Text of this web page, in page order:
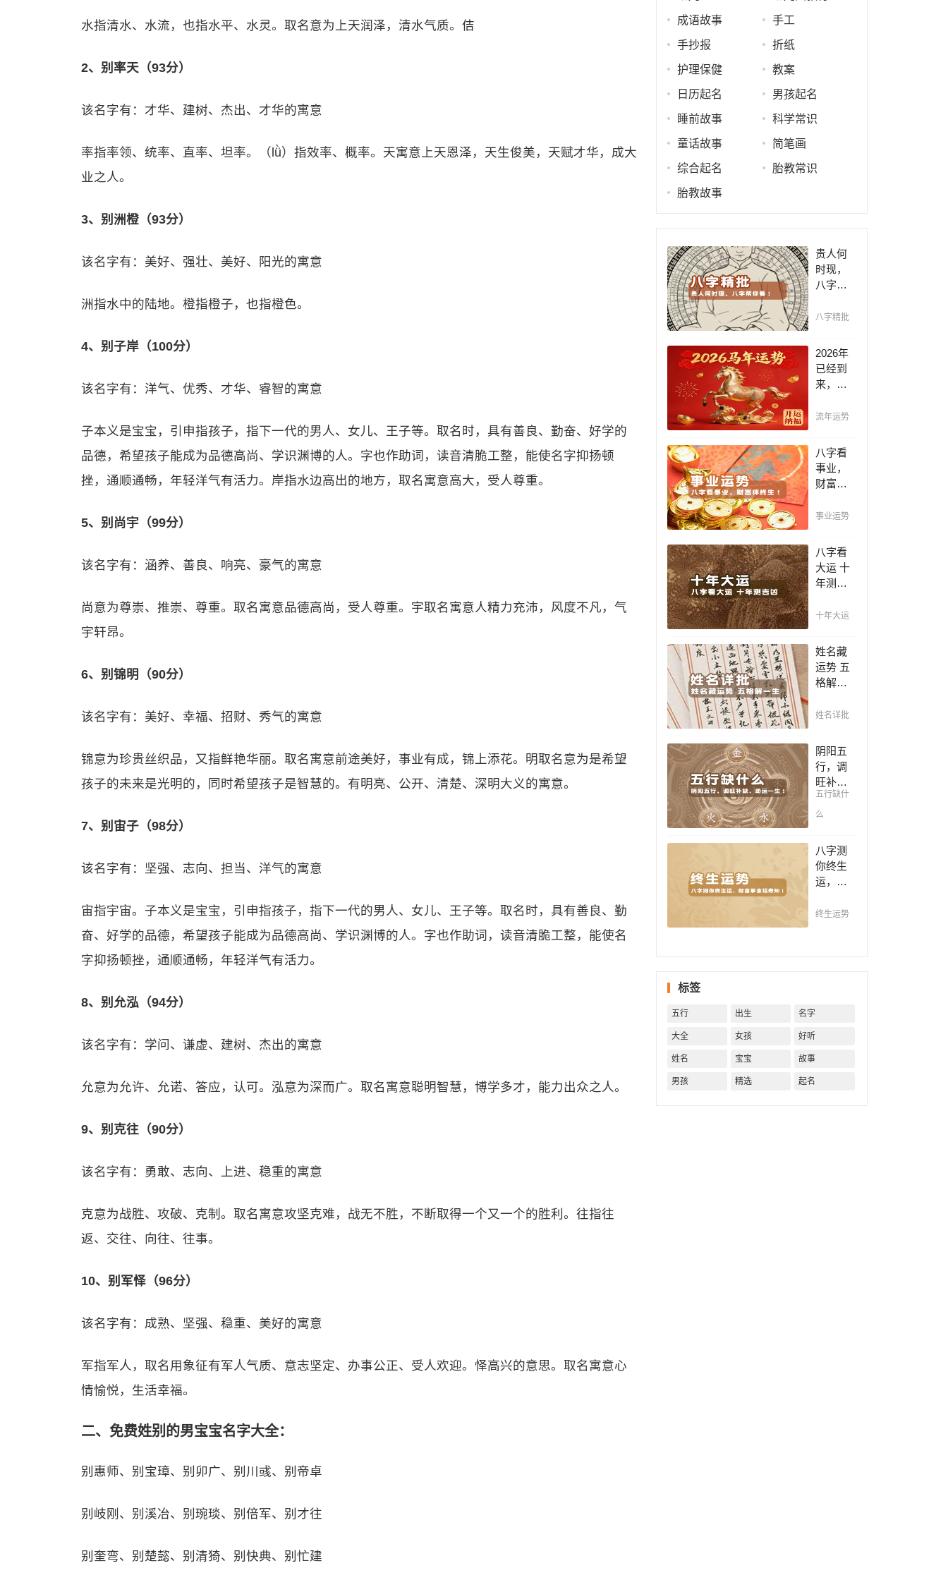
水指清水、水流，也指水平、水灵。取名意为上天润泽，清水气质。佶
2、别率天（93分）
该名字有：才华、建树、杰出、才华的寓意
率指率领、统率、直率、坦率。（lǜ）指效率、概率。天寓意上天恩泽，天生俊美，天赋才华，成大
业之人。
3、别洲橙（93分）
该名字有：美好、强壮、美好、阳光的寓意
洲指水中的陆地。橙指橙子，也指橙色。
4、别子岸（100分）
该名字有：洋气、优秀、才华、睿智的寓意
子本义是宝宝，引申指孩子，指下一代的男人、女儿、王子等。取名时，具有善良、勤奋、好学的
品德，希望孩子能成为品德高尚、学识渊博的人。字也作助词，读音清脆工整，能使名字抑扬顿
挫，通顺通畅，年轻洋气有活力。岸指水边高出的地方，取名寓意高大，受人尊重。
5、别尚宇（99分）
该名字有：涵养、善良、响亮、豪气的寓意
尚意为尊崇、推崇、尊重。取名寓意品德高尚，受人尊重。宇取名寓意人精力充沛，风度不凡，气
宇轩昂。
6、别锦明（90分）
该名字有：美好、幸福、招财、秀气的寓意
锦意为珍贵丝织品，又指鲜艳华丽。取名寓意前途美好，事业有成，锦上添花。明取名意为是希望
孩子的未来是光明的，同时希望孩子是智慧的。有明亮、公开、清楚、深明大义的寓意。
7、别宙子（98分）
该名字有：坚强、志向、担当、洋气的寓意
宙指宇宙。子本义是宝宝，引申指孩子，指下一代的男人、女儿、王子等。取名时，具有善良、勤
奋、好学的品德，希望孩子能成为品德高尚、学识渊博的人。字也作助词，读音清脆工整，能使名
字抑扬顿挫，通顺通畅，年轻洋气有活力。
8、别允泓（94分）
该名字有：学问、谦虚、建树、杰出的寓意
允意为允许、允诺、答应，认可。泓意为深而广。取名寓意聪明智慧，博学多才，能力出众之人。
9、别克往（90分）
该名字有：勇敢、志向、上进、稳重的寓意
克意为战胜、攻破、克制。取名寓意攻坚克难，战无不胜，不断取得一个又一个的胜利。往指往
返、交往、向往、往事。
10、别军怿（96分）
该名字有：成熟、坚强、稳重、美好的寓意
军指军人，取名用象征有军人气质、意志坚定、办事公正、受人欢迎。怿高兴的意思。取名寓意心
情愉悦，生活幸福。
二、免费姓别的男宝宝名字大全：
别惠师、别宝璋、别卯广、别川彧、别帝卓
别岐刚、别溪冶、别琬琰、别倍军、别才往
别奎弯、别楚懿、别清猗、别快典、别忙建
成语故事 手工
手抄报 折纸
护理保健 教案
日历起名 男孩起名
睡前故事 科学常识
童话故事 简笔画
综合起名 胎教常识
胎教故事
贵人何
时现，
八字帮
平阴阳
福，八
字精批
批出一
生好命
八字精批
2026年
已经到
来，如
把握先
吉避
凶，不
走弯
路，点
查看！
流年运势
八字看
事业，
财富伴
哪日出
最有财
官之
命，十
之八九
或富
读您的
事业天
赋，扭
不利困
事业运势
八字看
大运 十
年测吉
年一运
凶，未
来命运
全知
晓。
十年大运
姓名藏
运势 五
格解一
名判断
吉凶，
你的名
字真的
适合你
姓名详批
阴阳五
行，调
旺补
缺，助
运一
晓五
行，把
控起伏
波澜，
缺，助
五行缺什
么
八字测
你终生
运，财
福寿
富贵！
终生运势
标签
五行 出生 名字
大全 女孩 好听
姓名 宝宝 故事
男孩 精选 起名